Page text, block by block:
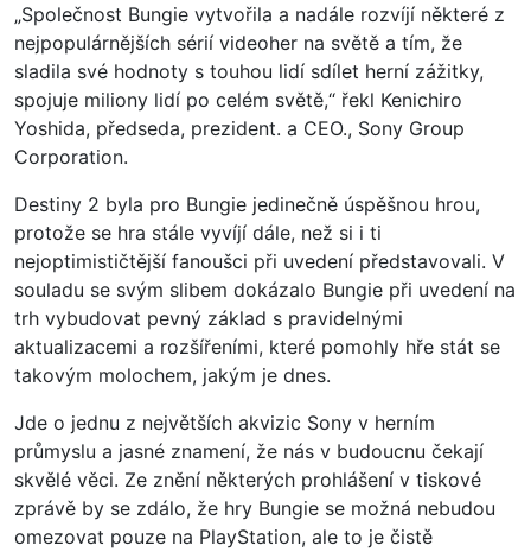
„Společnost Bungie vytvořila a nadále rozvíjí některé z
nejpopulárnějších sérií videoher na světě a tím, že
sladila své hodnoty s touhou lidí sdílet herní zážitky,
spojuje miliony lidí po celém světě,“ řekl Kenichiro
Yoshida, předseda, prezident. a CEO., Sony Group
Corporation.
Destiny 2 byla pro Bungie jedinečně úspěšnou hrou,
protože se hra stále vyvíjí dále, než si i ti
nejoptimističtější fanoušci při uvedení představovali. V
souladu se svým slibem dokázalo Bungie při uvedení na
trh vybudovat pevný základ s pravidelnými
aktualizacemi a rozšířeními, které pomohly hře stát se
takovým molochem, jakým je dnes.
Jde o jednu z největších akvizic Sony v herním
průmyslu a jasné znamení, že nás v budoucnu čekají
skvělé věci. Ze znění některých prohlášení v tiskové
zprávě by se zdálo, že hry Bungie se možná nebudou
omezovat pouze na PlayStation, ale to je čistě